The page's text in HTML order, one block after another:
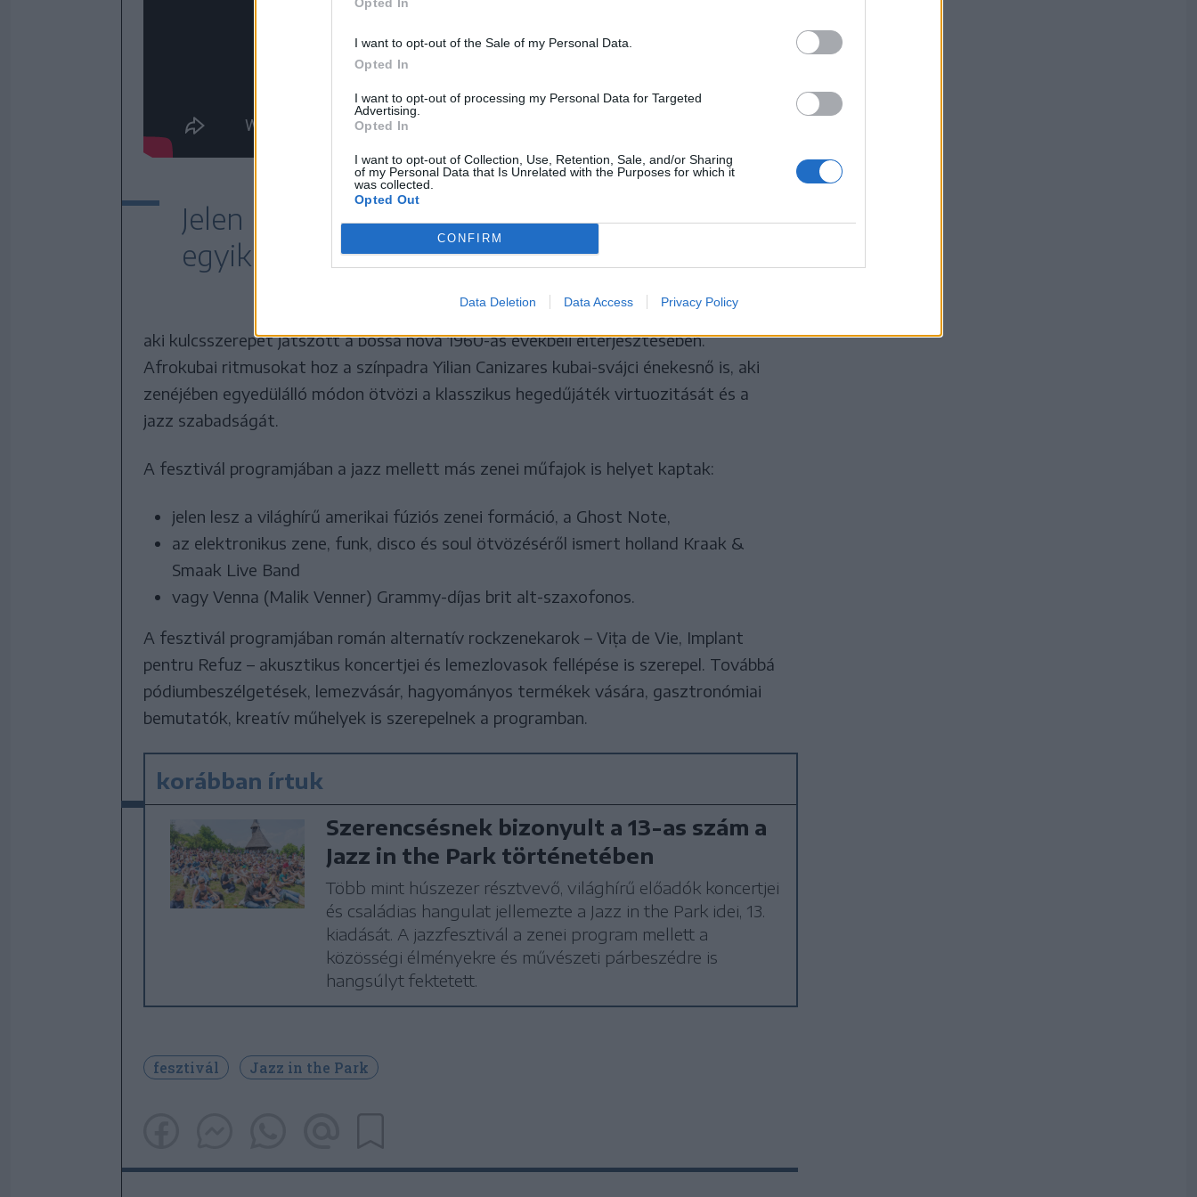
I want to opt-out of the Sale of my Personal Data.
Opted In
I want to opt-out of processing my Personal Data for Targeted
Advertising.
Opted In
I want to opt-out of Collection, Use, Retention, Sale, and/or Sharing
of my Personal Data that Is Unrelated with the Purposes for which it
was collected.
Opted Out
CONFIRM
Data Deletion Data Access Privacy Policy
Jelen lesz Marcos Valle, a brazil könnyűzene
egyik legmeghatározóbb, sokoldalú alakja,
aki kulcsszerepet játszott a bossa nova 1960-as évekbeli elterjesztésében.
Afrokubai ritmusokat hoz a színpadra Yilian Canizares kubai-svájci énekesnő is, aki
zenéjében egyedülálló módon ötvözi a klasszikus hegedűjáték virtuozitását és a
jazz szabadságát.
A fesztivál programjában a jazz mellett más zenei műfajok is helyet kaptak:
jelen lesz a világhírű amerikai fúziós zenei formáció, a Ghost Note,
az elektronikus zene, funk, disco és soul ötvözéséről ismert holland Kraak &
Smaak Live Band
vagy Venna (Malik Venner) Grammy-díjas brit alt-szaxofonos.
A fesztivál programjában román alternatív rockzenekarok – Vița de Vie, Implant
pentru Refuz – akusztikus koncertjei és lemezlovasok fellépése is szerepel. Továbbá
pódiumbeszélgetések, lemezvásár, hagyományos termékek vására, gasztronómiai
bemutatók, kreatív műhelyek is szerepelnek a programban.
korábban írtuk
Szerencsésnek bizonyult a 13-as szám a
Jazz in the Park történetében
Több mint húszezer résztvevő, világhírű előadók koncertjei
és családias hangulat jellemezte a Jazz in the Park idei, 13.
kiadását. A jazzfesztivál a zenei program mellett a
közösségi élményekre és művészeti párbeszédre is
hangsúlyt fektetett.
fesztivál Jazz in the Park